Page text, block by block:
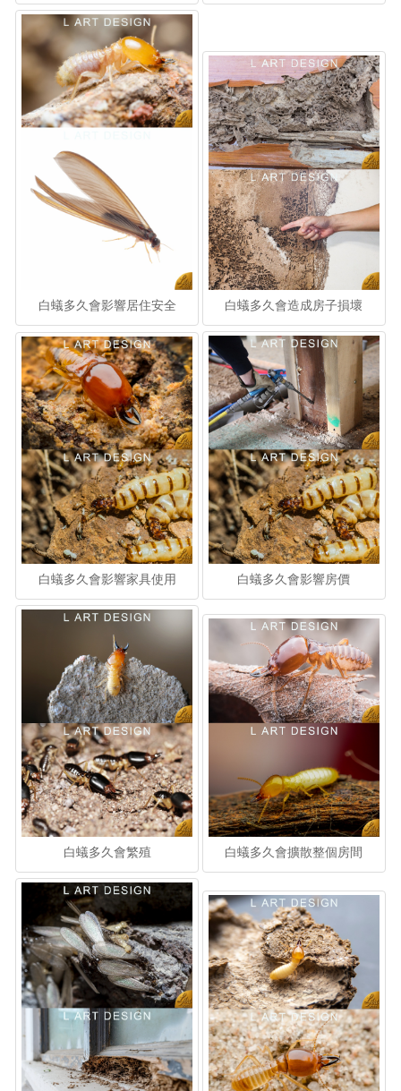
白蟻多久會影響居住安全 白蟻多久會造成房子損壞
白蟻多久會影響家具使用 白蟻多久會影響房價
白蟻多久會繁殖 白蟻多久會擴散整個房間